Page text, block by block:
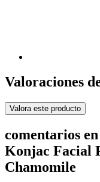
Valoraciones
Valora este producto
comentarios
Konjac Facial
Chamomile